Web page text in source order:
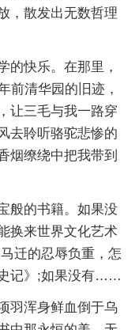
，散发出无数哲理
的快乐。在那里，
前清华园的旧迹，
让三毛与我一路穿
去聆听骆驼悲惨的
烟缭绕中把我带到
般的书籍。如果没
换来世界文化艺术
迁的忍辱负重，怎
记》;如果没有……
羽浑身鲜血倒于乌